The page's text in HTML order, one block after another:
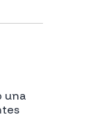
una